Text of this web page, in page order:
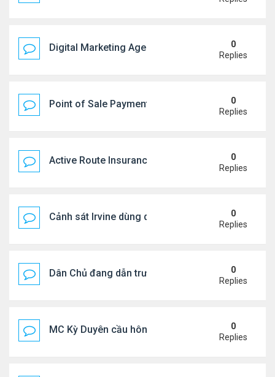
Digital Marketing Agency NYC | Strategic Online
0
Replies
Point of Sale Payment Processing: Why 0
Replies
Active Route Insurance
0
Replies
Cảnh sát Irvine dùng drone bắt kẻ trộm trong
0
Replies
Dân Chủ đang dẫn trước Cộng Hòa trong các
0
Replies
MC Kỳ Duyên cầu hôn lại chồng cũ
0
Replies